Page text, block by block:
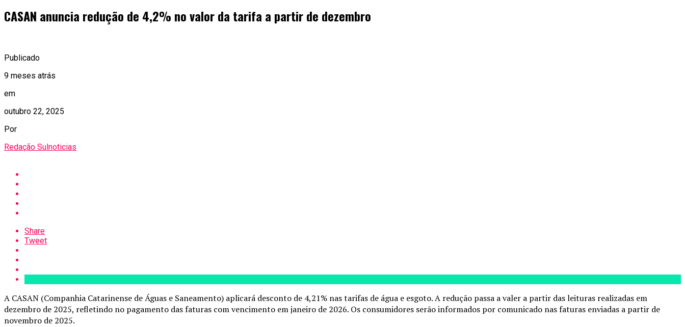
CASAN anuncia redução de 4,2% no valor da tarifa a partir de dezembro
Publicado
9 meses atrás
em
outubro 22, 2025
Por
Redação Sulnoticias
Share
Tweet
A CASAN (Companhia Catarinense de Águas e Saneamento) aplicará desconto de 4,21% nas tarifas de água e esgoto. A redução passa a valer a partir das leituras realizadas em
dezembro de 2025, refletindo no pagamento das faturas com vencimento em janeiro de 2026. Os consumidores serão informados por comunicado nas faturas enviadas a partir de
novembro de 2025.